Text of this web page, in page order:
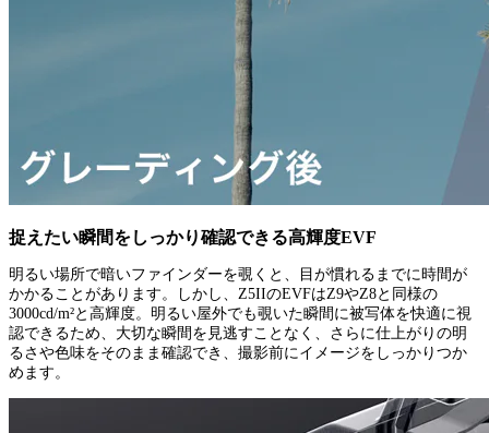
捉えたい瞬間をしっかり確認できる高輝度EVF
明るい場所で暗いファインダーを覗くと、目が慣れるまでに時間が
かかることがあります。しかし、Z5IIのEVFはZ9やZ8と同様の
3000cd/m²と高輝度。明るい屋外でも覗いた瞬間に被写体を快適に視
認できるため、大切な瞬間を見逃すことなく、さらに仕上がりの明
るさや色味をそのまま確認でき、撮影前にイメージをしっかりつか
めます。